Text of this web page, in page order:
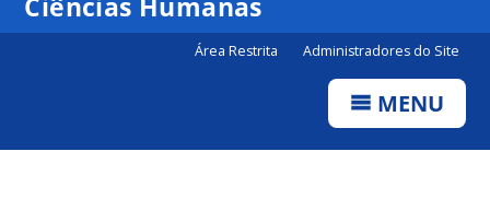
Ciências Humanas
Área Restrita Administradores do Site
MENU